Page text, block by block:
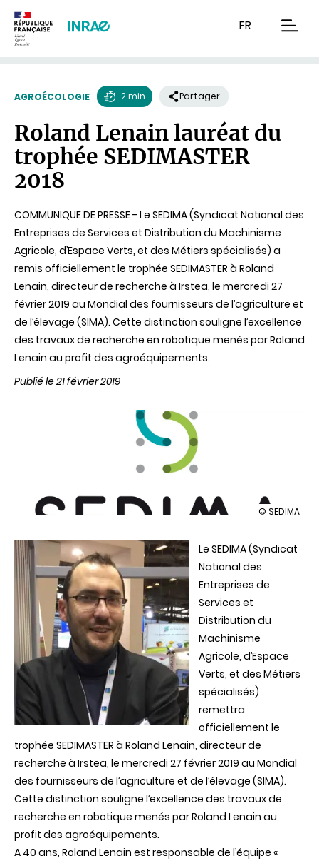
FR
AGROÉCOLOGIE
de
lecture
2 min Partager
Roland Lenain lauréat du
trophée SEDIMASTER
2018
COMMUNIQUE DE PRESSE - Le SEDIMA (Syndicat National des
Entreprises de Services et Distribution du Machinisme
Agricole, d’Espace Verts, et des Métiers spécialisés) a
remis officiellement le trophée SEDIMASTER à Roland
Lenain, directeur de recherche à Irstea, le mercredi 27
février 2019 au Mondial des fournisseurs de l’agriculture et
de l’élevage (SIMA). Cette distinction souligne l’excellence
des travaux de recherche en robotique menés par Roland
Lenain au profit des agroéquipements.
Publié le 21 février 2019
illustration
lauréat
trophée
SEDIMASTER
© SEDIMA
Le SEDIMA (Syndicat
National des
Entreprises de
Services et
Distribution du
Machinisme
Agricole, d’Espace
Verts, et des Métiers
spécialisés)
remettra
officiellement le
trophée SEDIMASTER à Roland Lenain, directeur de
recherche à Irstea, le mercredi 27 février 2019 au Mondial
des fournisseurs de l’agriculture et de l’élevage (SIMA).
Cette distinction souligne l’excellence des travaux de
recherche en robotique menés par Roland Lenain au
profit des agroéquipements.
A 40 ans, Roland Lenain est responsable de l’équipe «